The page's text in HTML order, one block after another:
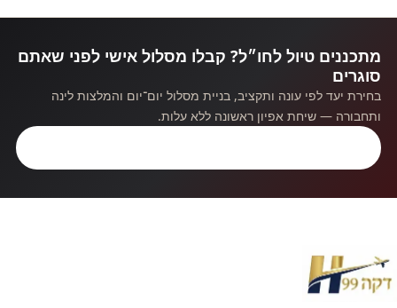
מתכננים טיול לחו״ל? קבלו מסלול אישי לפני שאתם
סוגרים
בחירת יעד לפי עונה ותקציב, בניית מסלול יום־יום והמלצות לינה
ותחבורה — שיחת אפיון ראשונה ללא עלות.